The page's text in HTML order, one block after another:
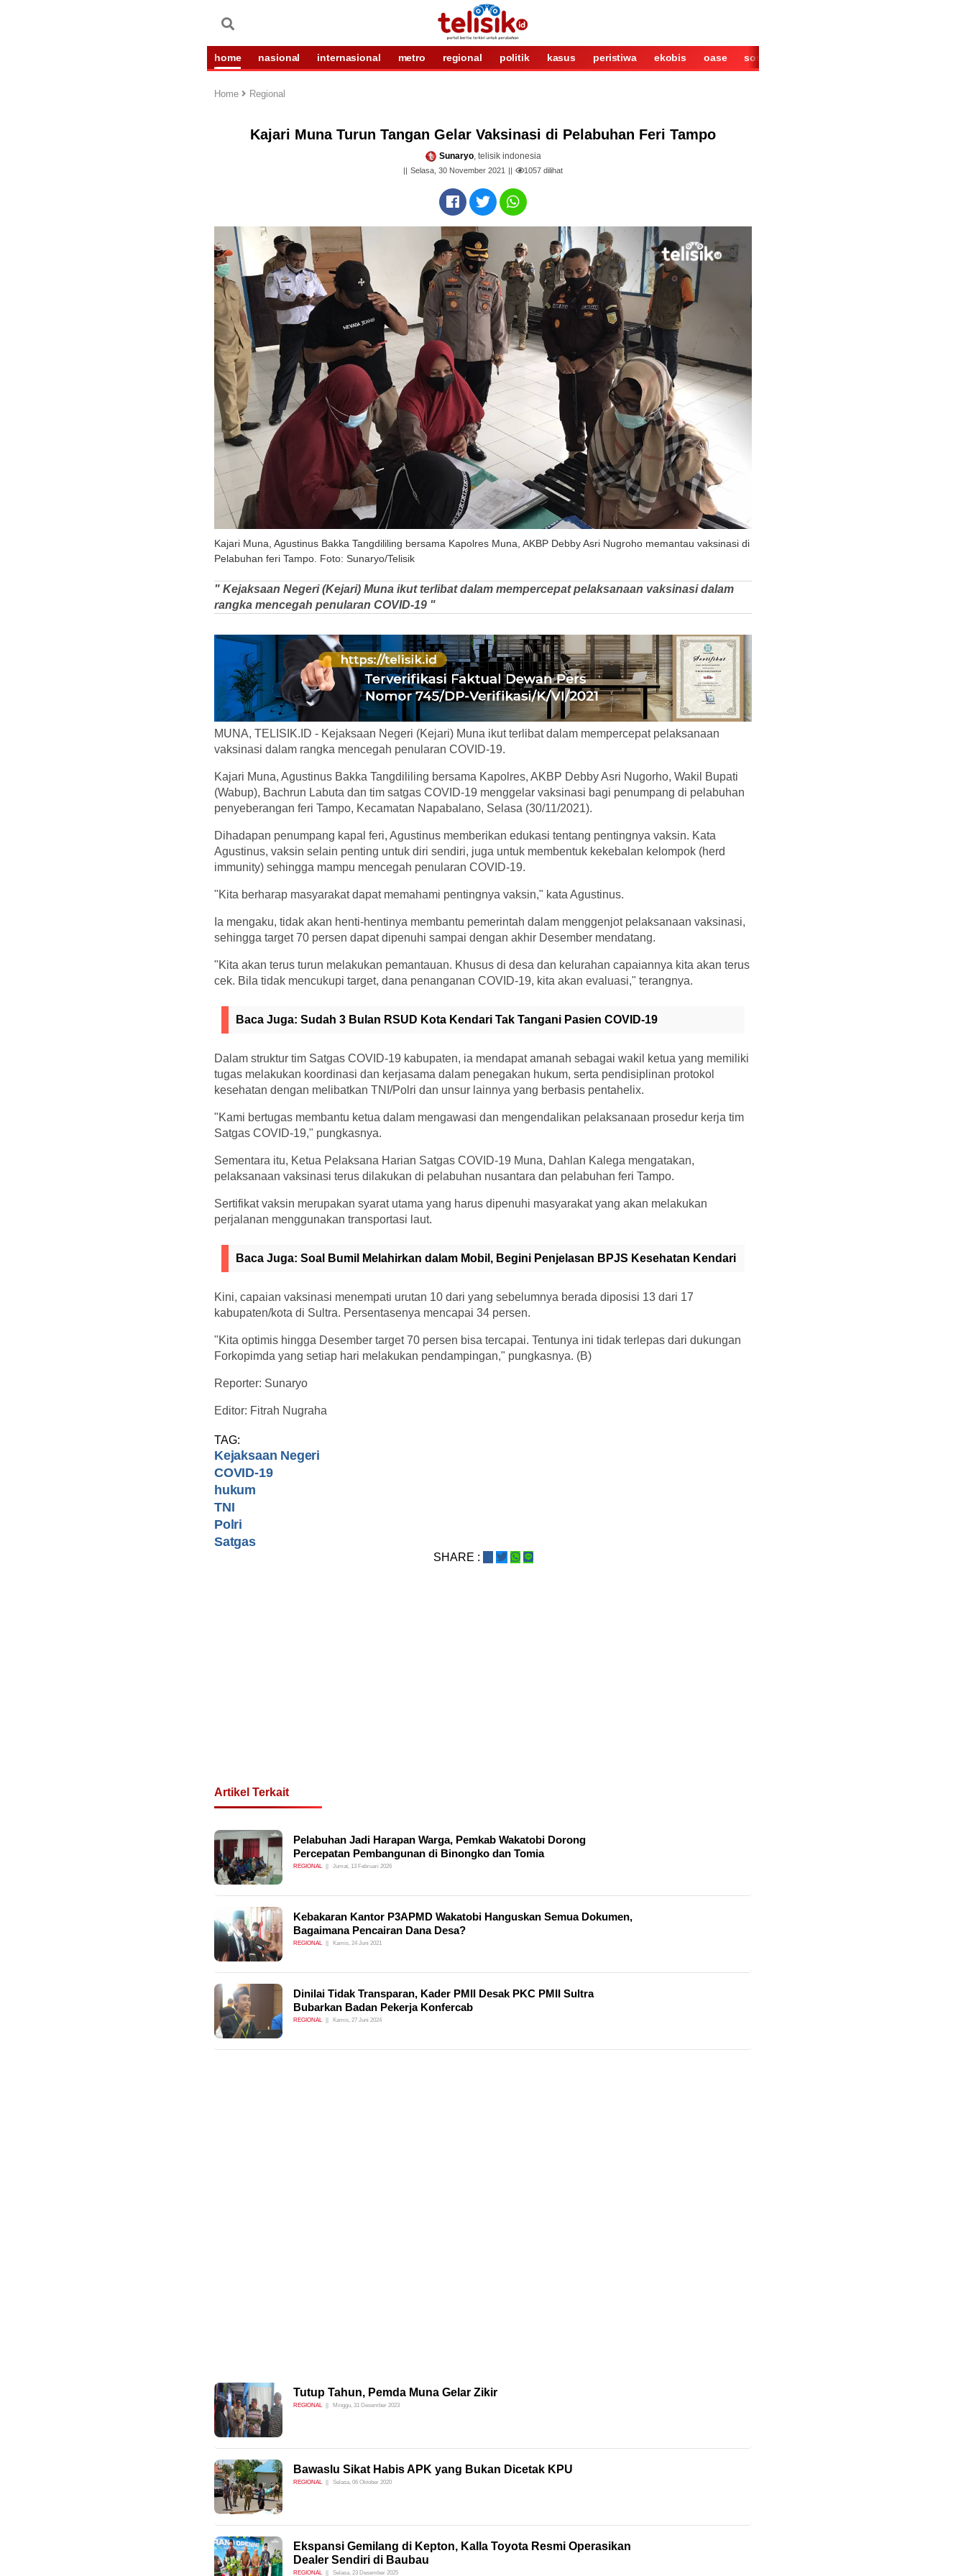
home nasional internasional metro regional politik kasus peristiwa ekobis oase sosok
Home Regional
Kajari Muna Turun Tangan Gelar Vaksinasi di Pelabuhan Feri Tampo
Sunaryo, telisik indonesia
Selasa, 30 November 2021 1057 dilihat
Kajari Muna, Agustinus Bakka Tangdililing bersama Kapolres Muna, AKBP Debby Asri Nugroho memantau vaksinasi di
Pelabuhan feri Tampo. Foto: Sunaryo/Telisik
" Kejaksaan Negeri (Kejari) Muna ikut terlibat dalam mempercepat pelaksanaan vaksinasi dalam
rangka mencegah penularan COVID-19 "
MUNA, TELISIK.ID - Kejaksaan Negeri (Kejari) Muna ikut terlibat dalam mempercepat pelaksanaan
vaksinasi dalam rangka mencegah penularan COVID-19.
Kajari Muna, Agustinus Bakka Tangdililing bersama Kapolres, AKBP Debby Asri Nugorho, Wakil Bupati
(Wabup), Bachrun Labuta dan tim satgas COVID-19 menggelar vaksinasi bagi penumpang di pelabuhan
penyeberangan feri Tampo, Kecamatan Napabalano, Selasa (30/11/2021).
Dihadapan penumpang kapal feri, Agustinus memberikan edukasi tentang pentingnya vaksin. Kata
Agustinus, vaksin selain penting untuk diri sendiri, juga untuk membentuk kekebalan kelompok (herd
immunity) sehingga mampu mencegah penularan COVID-19.
"Kita berharap masyarakat dapat memahami pentingnya vaksin," kata Agustinus.
Ia mengaku, tidak akan henti-hentinya membantu pemerintah dalam menggenjot pelaksanaan vaksinasi,
sehingga target 70 persen dapat dipenuhi sampai dengan akhir Desember mendatang.
"Kita akan terus turun melakukan pemantauan. Khusus di desa dan kelurahan capaiannya kita akan terus
cek. Bila tidak mencukupi target, dana penanganan COVID-19, kita akan evaluasi," terangnya.
Baca Juga: Sudah 3 Bulan RSUD Kota Kendari Tak Tangani Pasien COVID-19
Dalam struktur tim Satgas COVID-19 kabupaten, ia mendapat amanah sebagai wakil ketua yang memiliki
tugas melakukan koordinasi dan kerjasama dalam penegakan hukum, serta pendisiplinan protokol
kesehatan dengan melibatkan TNI/Polri dan unsur lainnya yang berbasis pentahelix.
"Kami bertugas membantu ketua dalam mengawasi dan mengendalikan pelaksanaan prosedur kerja tim
Satgas COVID-19," pungkasnya.
Sementara itu, Ketua Pelaksana Harian Satgas COVID-19 Muna, Dahlan Kalega mengatakan,
pelaksanaan vaksinasi terus dilakukan di pelabuhan nusantara dan pelabuhan feri Tampo.
Sertifikat vaksin merupakan syarat utama yang harus dipenuhi masyarakat yang akan melakukan
perjalanan menggunakan transportasi laut.
Baca Juga: Soal Bumil Melahirkan dalam Mobil, Begini Penjelasan BPJS Kesehatan Kendari
Kini, capaian vaksinasi menempati urutan 10 dari yang sebelumnya berada diposisi 13 dari 17
kabupaten/kota di Sultra. Persentasenya mencapai 34 persen.
"Kita optimis hingga Desember target 70 persen bisa tercapai. Tentunya ini tidak terlepas dari dukungan
Forkopimda yang setiap hari melakukan pendampingan," pungkasnya. (B)
Reporter: Sunaryo
Editor: Fitrah Nugraha
TAG:
Kejaksaan Negeri
COVID-19
hukum
TNI
Polri
Satgas
SHARE :
Artikel Terkait
Pelabuhan Jadi Harapan Warga, Pemkab Wakatobi Dorong
Percepatan Pembangunan di Binongko dan Tomia
REGIONAL Jumat, 13 Februari 2026
Kebakaran Kantor P3APMD Wakatobi Hanguskan Semua Dokumen,
Bagaimana Pencairan Dana Desa?
REGIONAL Kamis, 24 Juni 2021
Dinilai Tidak Transparan, Kader PMII Desak PKC PMII Sultra
Bubarkan Badan Pekerja Konfercab
REGIONAL Kamis, 27 Juni 2024
Tutup Tahun, Pemda Muna Gelar Zikir
REGIONAL Minggu, 31 Desember 2023
Bawaslu Sikat Habis APK yang Bukan Dicetak KPU
REGIONAL Selasa, 06 Oktober 2020
Ekspansi Gemilang di Kepton, Kalla Toyota Resmi Operasikan
Dealer Sendiri di Baubau
REGIONAL Selasa, 23 Desember 2025